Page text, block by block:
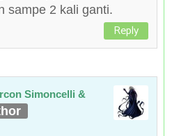
sampe 2 kali ganti.
Reply
Simoncelli &